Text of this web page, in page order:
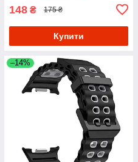
148 ₴ 175 ₴
Купити
–14%